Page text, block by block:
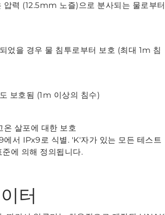
압력 (12.5mm 노즐)으로 분사되는 물로부터
었을 경우 물 침투로부터 보호 (최대 1m 침
보호됨 (1m 이상의 침수)
온 살포에 대한 보호
서 IPx9로 식별. 'K'자가 있는 모든 테스트
에 의해 정의됩니다.
터